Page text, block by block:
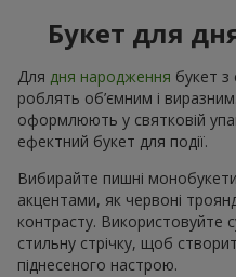
Букет для
Для дня народження букет
роблять об’ємним і
оформлюють у святковій
ефектний букет для події.
Вибирайте пишні
акцентами, як червоні
контрасту. Використовуйте
стильну стрічку, щоб
піднесеного настрою.